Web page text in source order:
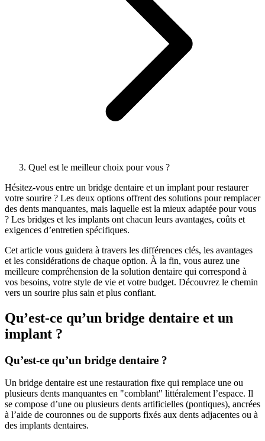
Quel est le meilleur choix pour vous ?
Hésitez-vous entre un bridge dentaire et un implant pour restaurer
votre sourire ? Les deux options offrent des solutions pour remplacer
des dents manquantes, mais laquelle est la mieux adaptée pour vous
? Les bridges et les implants ont chacun leurs avantages, coûts et
exigences d’entretien spécifiques.
Cet article vous guidera à travers les différences clés, les avantages
et les considérations de chaque option. À la fin, vous aurez une
meilleure compréhension de la solution dentaire qui correspond à
vos besoins, votre style de vie et votre budget. Découvrez le chemin
vers un sourire plus sain et plus confiant.
Qu’est-ce qu’un bridge dentaire et un
implant ?
Qu’est-ce qu’un bridge dentaire ?
Un bridge dentaire est une restauration fixe qui remplace une ou
plusieurs dents manquantes en "comblant" littéralement l’espace. Il
se compose d’une ou plusieurs dents artificielles (pontiques), ancrées
à l’aide de couronnes ou de supports fixés aux dents adjacentes ou à
des implants dentaires.